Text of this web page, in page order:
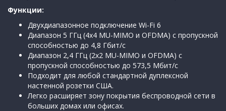
Функции:
Двухдиапазонное подключение Wi-Fi 6
Диапазон 5 ГГц (4x4 MU-MIMO и OFDMA) с пропускной
способностью до 4,8 Гбит/с
Диапазон 2,4 ГГц (2x2 MU-MIMO и OFDMA) с
пропускной способностью до 573,5 Мбит/с
Подходит для любой стандартной дуплексной
настенной розетки США.
Легко расширяет зону покрытия беспроводной сети в
больших домах или офисах.